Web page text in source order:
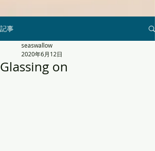
記事
Glassing on
seaswallow
2020年6月12日